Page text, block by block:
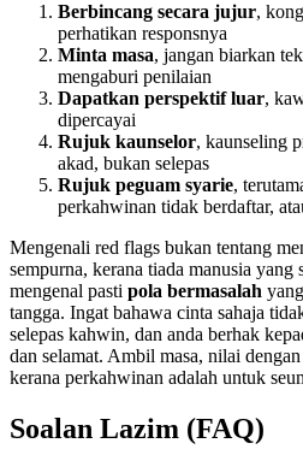
Berbincang secara jujur,
perhatikan responsnya
Minta masa, jangan biarkan
mengaburi penilaian
Dapatkan perspektif luar,
dipercayai
Rujuk kaunselor, kaunseling
akad, bukan selepas
Rujuk peguam syarie,
perkahwinan tidak berdaftar,
Mengenali red flags bukan tentang
sempurna, kerana tiada manusia yang
mengenal pasti pola bermasalah
tangga. Ingat bahawa cinta sahaja
selepas kahwin, dan anda berhak
dan selamat. Ambil masa, nilai
kerana perkahwinan adalah untuk
Soalan Lazim (FAQ)